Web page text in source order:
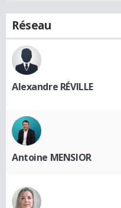
Réseau
Alexandre RÉVILLE
Antoine MENSIOR